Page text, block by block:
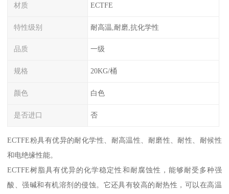
材质 ECTFE
特性级别 耐高温,耐磨,抗化学性
品质 一级
规格 20KG/桶
颜色 白色
是否进口 否
ECTFE粉具有优异的耐化学性、耐高温性、耐磨性、耐性、耐候性
和电绝缘性能。
ECTFE树脂具有优异的化学稳定性和耐腐蚀性，能够耐受多种强
酸、强碱和有机溶剂的侵蚀。它还具有较高的耐热性，可以在高温